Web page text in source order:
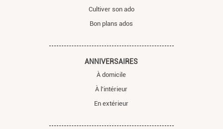
Cultiver son ado
Bon plans ados
ANNIVERSAIRES
À domicile
À l'intérieur
En extérieur